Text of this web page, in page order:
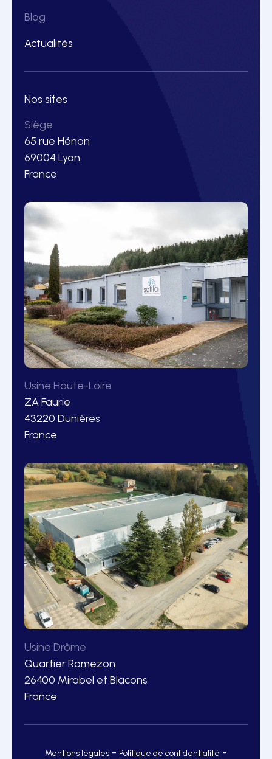
Blog
Actualités
Nos sites
Siège
65 rue Hénon
69004 Lyon
France
Usine Haute-Loire
ZA Faurie
43220 Dunières
France
Usine Drôme
Quartier Romezon
26400 Mirabel et Blacons
France
Mentions légales - Politique de confidentialité -